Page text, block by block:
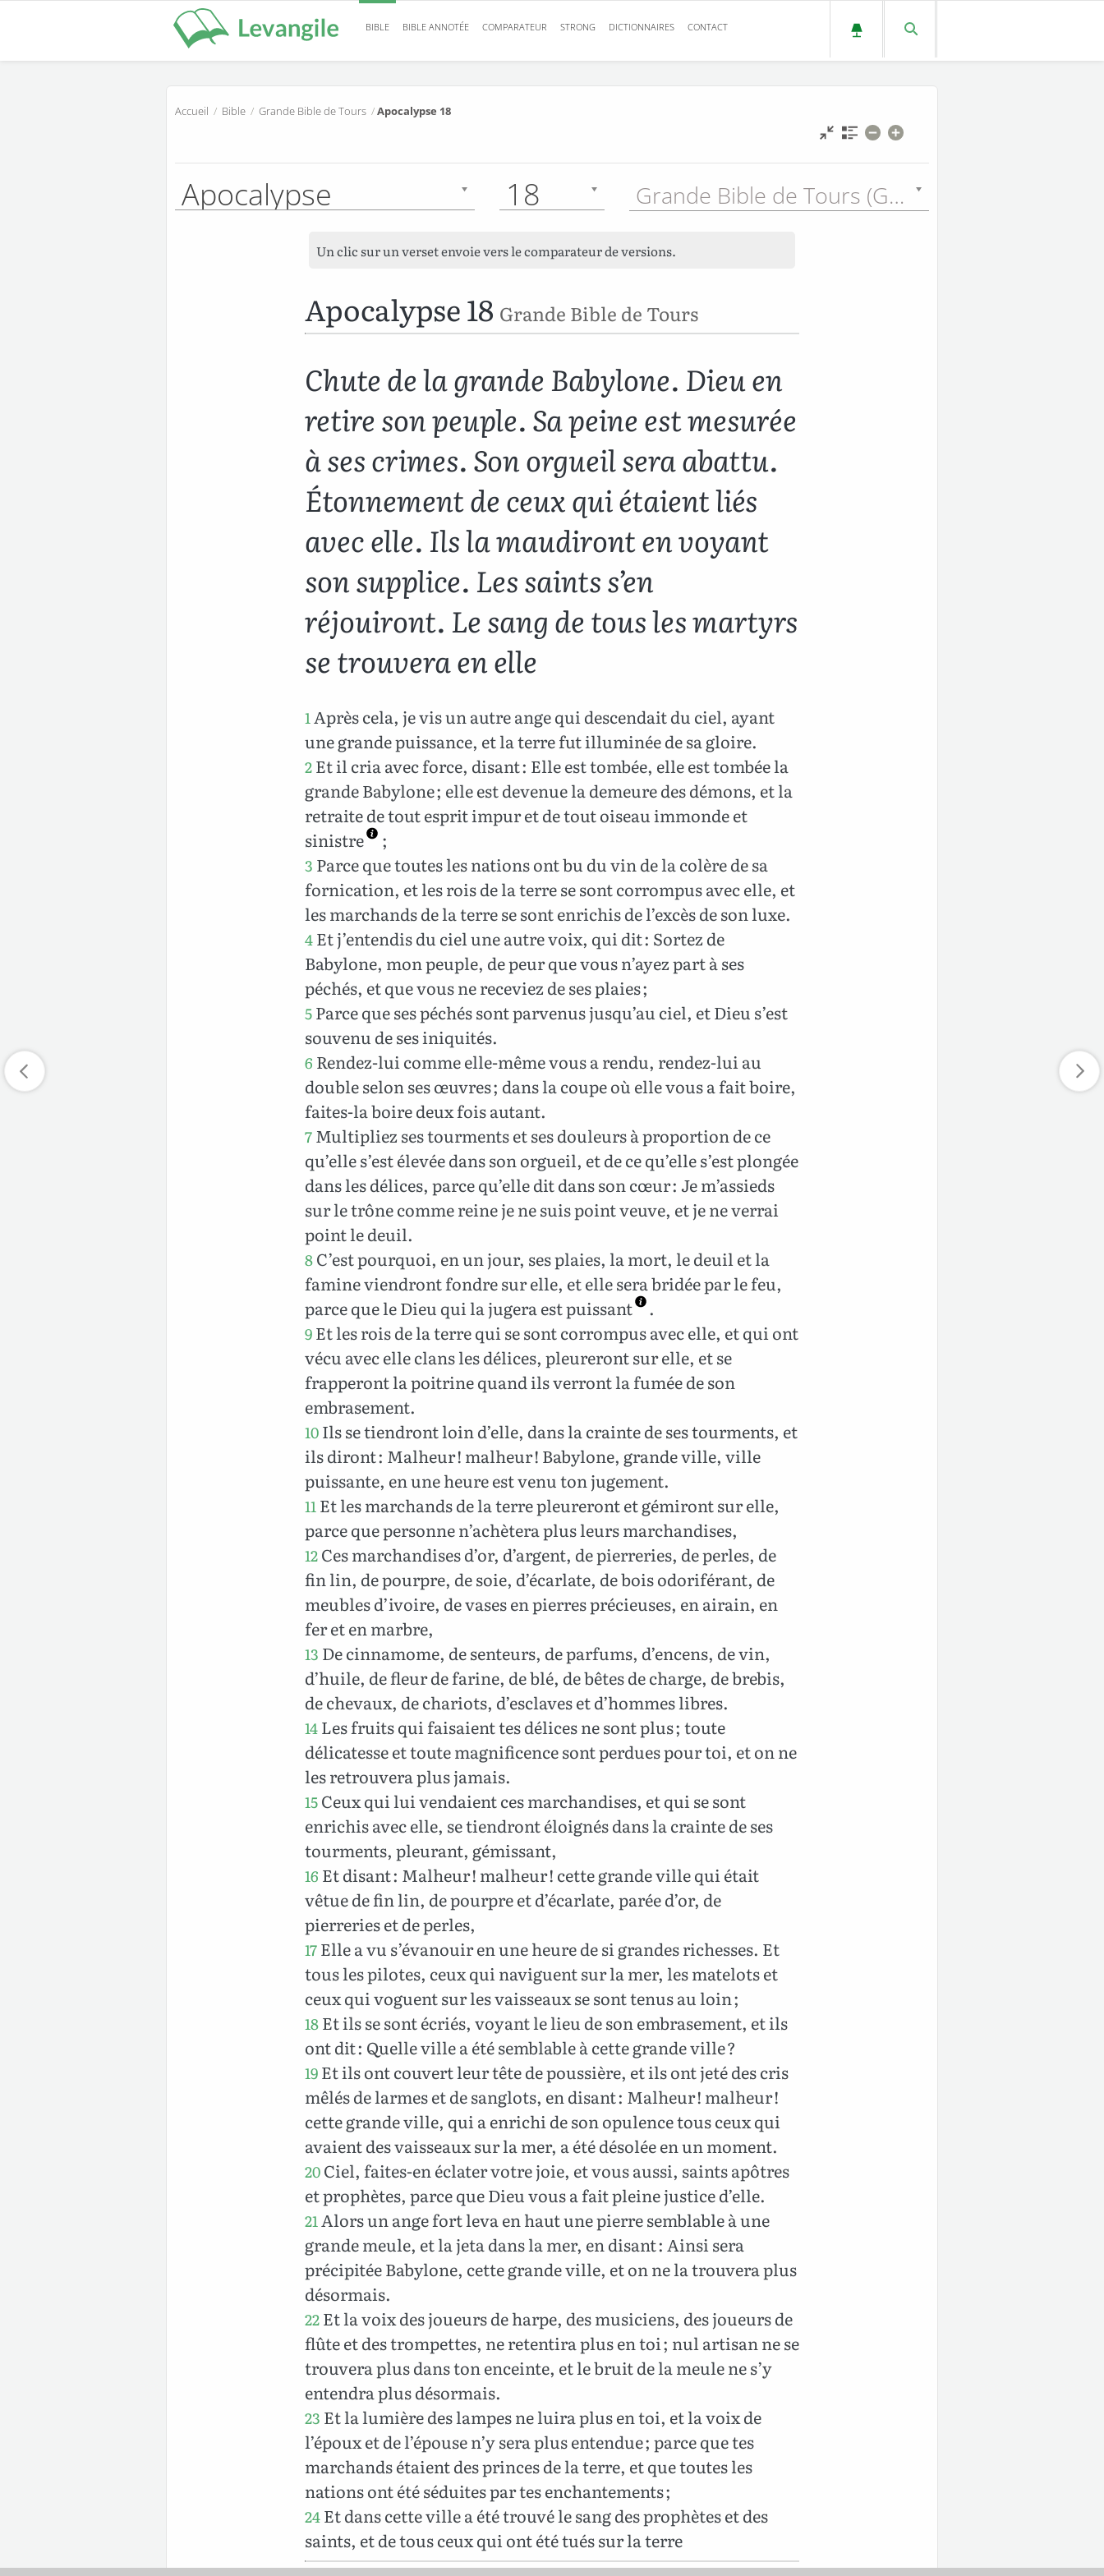
BIBLE BIBLE ANNOTÉE COMPARATEUR STRONG DICTIONNAIRES CONTACT
Accueil / Bible / Grande Bible de Tours /Apocalypse 18
Apocalypse 18 Grande Bible de Tours (GBT) - 1866
Un clic sur un verset envoie vers le comparateur de versions.
Apocalypse 18 Grande Bible de Tours
Chute de la grande Babylone. Dieu en
retire son peuple. Sa peine est mesurée
à ses crimes. Son orgueil sera abattu.
Étonnement de ceux qui étaient liés
avec elle. Ils la maudiront en voyant
son supplice. Les saints s’en
réjouiront. Le sang de tous les martyrs
se trouvera en elle
1Après cela, je vis un autre ange qui descendait du ciel, ayant
une grande puissance, et la terre fut illuminée de sa gloire.
2Et il cria avec force, disant : Elle est tombée, elle est tombée la
grande Babylone ; elle est devenue la demeure des démons, et la
retraite de tout esprit impur et de tout oiseau immonde et
sinistre
;
3 Parce que toutes les nations ont bu du vin de la colère de sa
fornication, et les rois de la terre se sont corrompus avec elle, et
les marchands de la terre se sont enrichis de l’excès de son luxe.
4Et j’entendis du ciel une autre voix, qui dit : Sortez de
Babylone, mon peuple, de peur que vous n’ayez part à ses
péchés, et que vous ne receviez de ses plaies ;
5Parce que ses péchés sont parvenus jusqu’au ciel, et Dieu s’est
souvenu de ses iniquités.
6 Rendez-lui comme elle-même vous a rendu, rendez-lui au
double selon ses œuvres ; dans la coupe où elle vous a fait boire,
faites-la boire deux fois autant.
7Multipliez ses tourments et ses douleurs à proportion de ce
qu’elle s’est élevée dans son orgueil, et de ce qu’elle s’est plongée
dans les délices, parce qu’elle dit dans son cœur : Je m’assieds
sur le trône comme reine je ne suis point veuve, et je ne verrai
point le deuil.
8C’est pourquoi, en un jour, ses plaies, la mort, le deuil et la
famine viendront fondre sur elle, et elle sera bridée par le feu,
parce que le Dieu qui la jugera est puissant
.
9Et les rois de la terre qui se sont corrompus avec elle, et qui ont
vécu avec elle clans les délices, pleureront sur elle, et se
frapperont la poitrine quand ils verront la fumée de son
embrasement.
10Ils se tiendront loin d’elle, dans la crainte de ses tourments, et
ils diront : Malheur ! malheur ! Babylone, grande ville, ville
puissante, en une heure est venu ton jugement.
11Et les marchands de la terre pleureront et gémiront sur elle,
parce que personne n’achètera plus leurs marchandises,
12Ces marchandises d’or, d’argent, de pierreries, de perles, de
fin lin, de pourpre, de soie, d’écarlate, de bois odoriférant, de
meubles d’ivoire, de vases en pierres précieuses, en airain, en
fer et en marbre,
13 De cinnamome, de senteurs, de parfums, d’encens, de vin,
d’huile, de fleur de farine, de blé, de bêtes de charge, de brebis,
de chevaux, de chariots, d’esclaves et d’hommes libres.
14Les fruits qui faisaient tes délices ne sont plus ; toute
délicatesse et toute magnificence sont perdues pour toi, et on ne
les retrouvera plus jamais.
15Ceux qui lui vendaient ces marchandises, et qui se sont
enrichis avec elle, se tiendront éloignés dans la crainte de ses
tourments, pleurant, gémissant,
16 Et disant : Malheur ! malheur ! cette grande ville qui était
vêtue de fin lin, de pourpre et d’écarlate, parée d’or, de
pierreries et de perles,
17Elle a vu s’évanouir en une heure de si grandes richesses. Et
tous les pilotes, ceux qui naviguent sur la mer, les matelots et
ceux qui voguent sur les vaisseaux se sont tenus au loin ;
18Et ils se sont écriés, voyant le lieu de son embrasement, et ils
ont dit : Quelle ville a été semblable à cette grande ville ?
19Et ils ont couvert leur tête de poussière, et ils ont jeté des cris
mêlés de larmes et de sanglots, en disant : Malheur ! malheur !
cette grande ville, qui a enrichi de son opulence tous ceux qui
avaient des vaisseaux sur la mer, a été désolée en un moment.
20Ciel, faites-en éclater votre joie, et vous aussi, saints apôtres
et prophètes, parce que Dieu vous a fait pleine justice d’elle.
21Alors un ange fort leva en haut une pierre semblable à une
grande meule, et la jeta dans la mer, en disant : Ainsi sera
précipitée Babylone, cette grande ville, et on ne la trouvera plus
désormais.
22Et la voix des joueurs de harpe, des musiciens, des joueurs de
flûte et des trompettes, ne retentira plus en toi ; nul artisan ne se
trouvera plus dans ton enceinte, et le bruit de la meule ne s’y
entendra plus désormais.
23 Et la lumière des lampes ne luira plus en toi, et la voix de
l’époux et de l’épouse n’y sera plus entendue ; parce que tes
marchands étaient des princes de la terre, et que toutes les
nations ont été séduites par tes enchantements ;
24Et dans cette ville a été trouvé le sang des prophètes et des
saints, et de tous ceux qui ont été tués sur la terre